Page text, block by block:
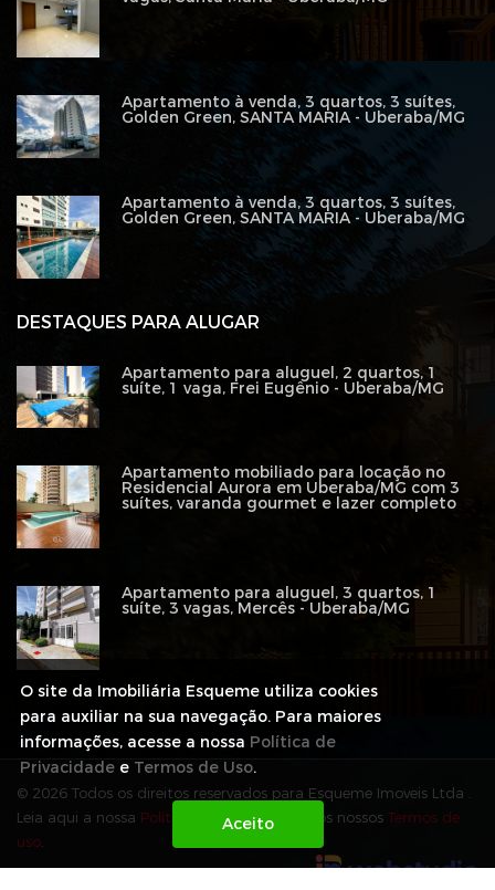
DESTAQUES PARA ALUGAR
Apartamento para aluguel, 2 quartos, 1
suíte, 1 vaga, Frei Eugênio - Uberaba/MG
Apartamento mobiliado para locação no
Residencial Aurora em Uberaba/MG com 3
suítes, varanda gourmet e lazer completo
Apartamento para aluguel, 3 quartos, 1
suíte, 3 vagas, Mercês - Uberaba/MG
Apartamento à venda, 3 quartos, 3 suítes,
Golden Green, SANTA MARIA - Uberaba/MG
Apartamento à venda, 3 quartos, 3 suítes,
Golden Green, SANTA MARIA - Uberaba/MG
© 2026 Todos os direitos reservados para Esqueme Imoveis Ltda .
Leia aqui a nossa Política de Privacidade e os nossos Termos de
uso.
O site da Imobiliária Esqueme utiliza cookies
para auxiliar na sua navegação. Para maiores
informações, acesse a nossa Política de
Privacidade e Termos de Uso.